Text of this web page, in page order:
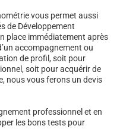
vous permet aussi
de Développement
place immédiatement après
accompagnement ou
de profil, soit pour
soit pour acquérir de
nous vous ferons un devis
professionnel et en
les bons tests pour